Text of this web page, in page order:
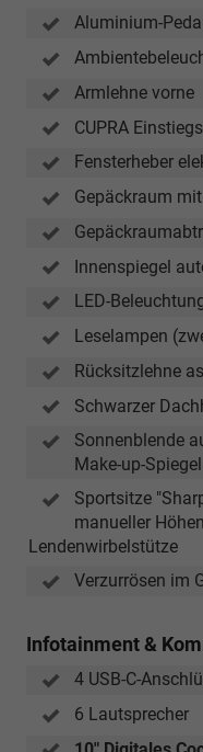
Aluminium-
Armlehne vorne
CUPRA
Fensterheber
Gepäckraum
Innenspiegel
LED-
Leselampen
Rücksitzlehne
Schwarzer
Sonnenblende
Make-up-
Sportsitze
manueller
Lendenwirbelstütze
Verzurrösen im
Infotainment &
4 USB-C-
6 Lautsprecher